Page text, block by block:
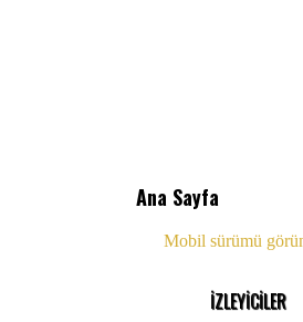
Ana Sayfa
Mobil sürümü
İZLEYİCİLER